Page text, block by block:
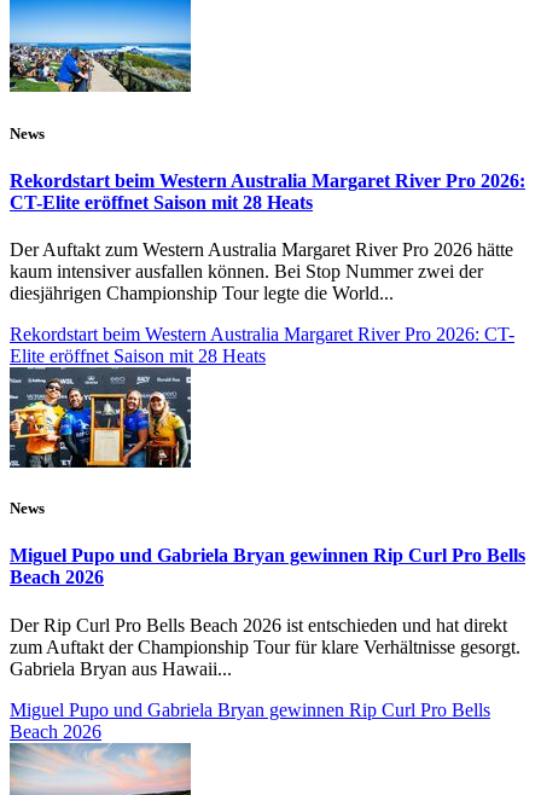
News
Rekordstart beim Western Australia Margaret River Pro 2026:
CT-Elite eröffnet Saison mit 28 Heats
Der Auftakt zum Western Australia Margaret River Pro 2026 hätte
kaum intensiver ausfallen können. Bei Stop Nummer zwei der
diesjährigen Championship Tour legte die World...
Rekordstart beim Western Australia Margaret River Pro 2026: CT-
Elite eröffnet Saison mit 28 Heats
News
Miguel Pupo und Gabriela Bryan gewinnen Rip Curl Pro Bells
Beach 2026
Der Rip Curl Pro Bells Beach 2026 ist entschieden und hat direkt
zum Auftakt der Championship Tour für klare Verhältnisse gesorgt.
Gabriela Bryan aus Hawaii...
Miguel Pupo und Gabriela Bryan gewinnen Rip Curl Pro Bells
Beach 2026